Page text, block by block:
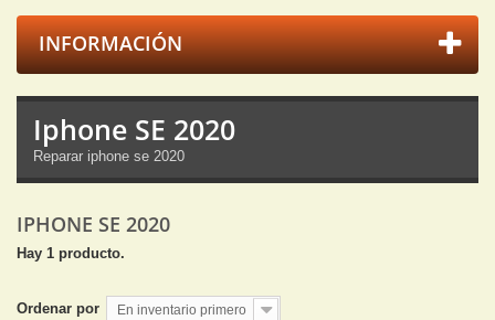
INFORMACIÓN
Iphone SE 2020
Reparar iphone se 2020
IPHONE SE 2020
Hay 1 producto.
Ordenar por En inventario primero